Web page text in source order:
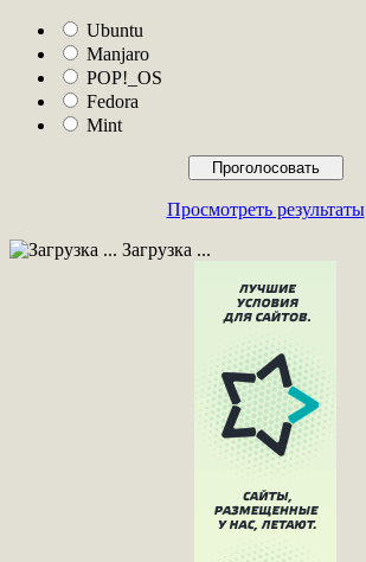
Ubuntu
Manjaro
POP!_OS
Fedora
Mint
Просмотреть результаты
Загрузка ...